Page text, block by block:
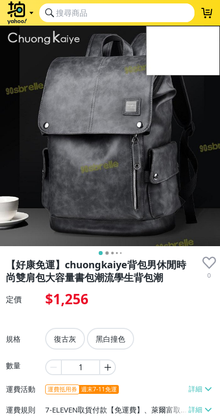
【好康免運】chuongkaiye背包男休閒時
尚雙肩包大容量書包潮流學生背包潮
0
定價 $1,256
規格 復古灰 黑白撞色
數量
運費活動 運費抵用券 週末7-11免運
運費規則
7-ELEVEN取貨付款【免運費】、萊爾富取